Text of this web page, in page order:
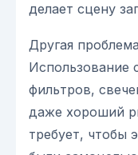
делает сцену
Другая
Использование
фильтров,
даже хороший
требует, чтобы